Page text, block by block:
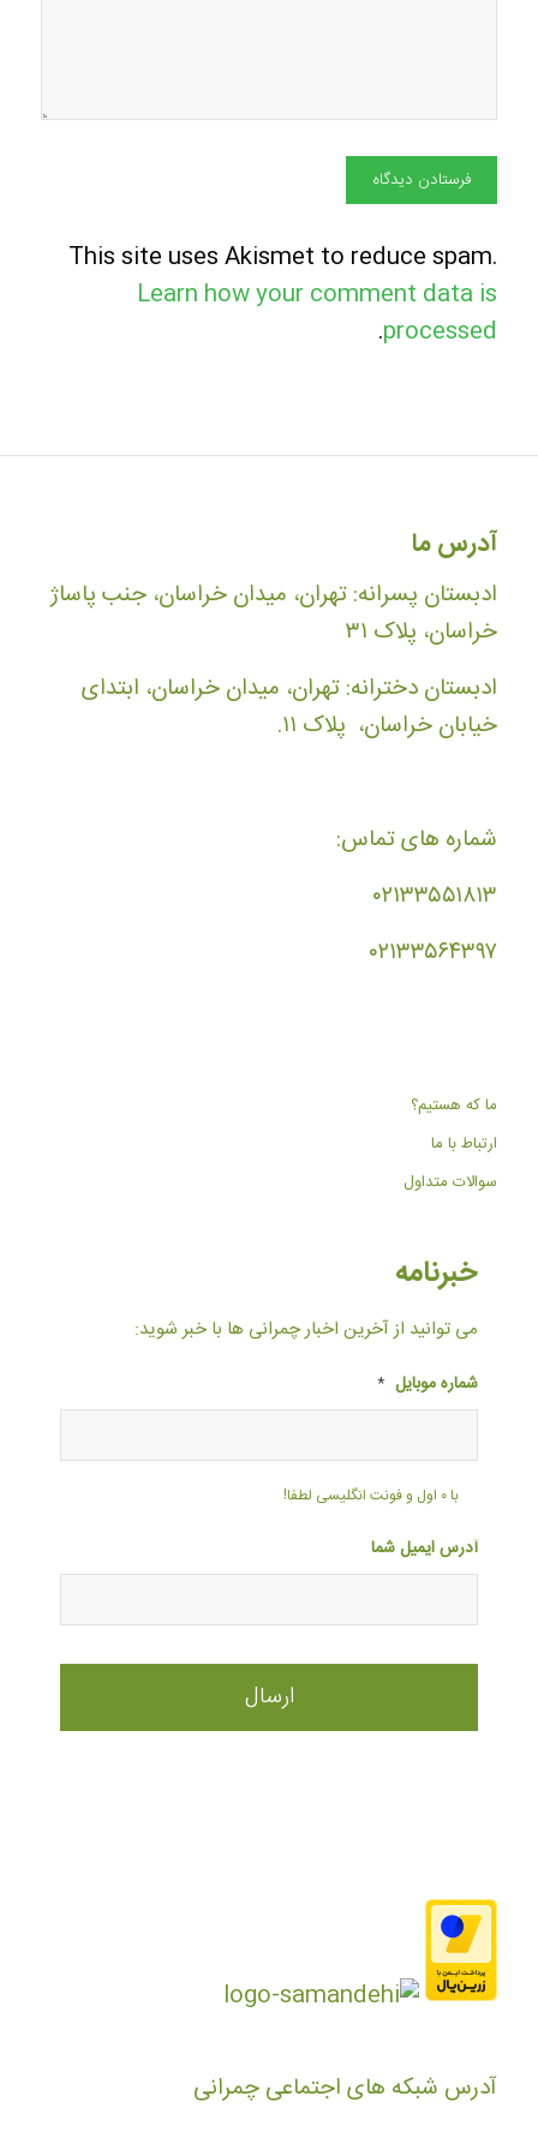
This site uses Akismet to reduce spam.
Learn how your comment data is
processed
.
آدرس ما
ادبستان پسرانه: تهران، میدان خراسان، جنب پاساژ
خراسان، پلاک ۳۱
ادبستان دخترانه: تهران، میدان خراسان، ابتدای
خیابان خراسان، پلاک ۱۱.
شماره های تماس:
۰۲۱۳۳۵۵۱۸۱۳
۰۲۱۳۳۵۶۴۳۹۷
ما که هستیم؟
ارتباط با ما
سوالات متداول
خبرنامه
می توانید از آخرین اخبار چمرانی ها با خبر شوید:
شماره موبایل *
با ۰ اول و فونت انگلیسی لطفا!
آدرس ایمیل شما
آدرس شبکه های اجتماعی چمرانی